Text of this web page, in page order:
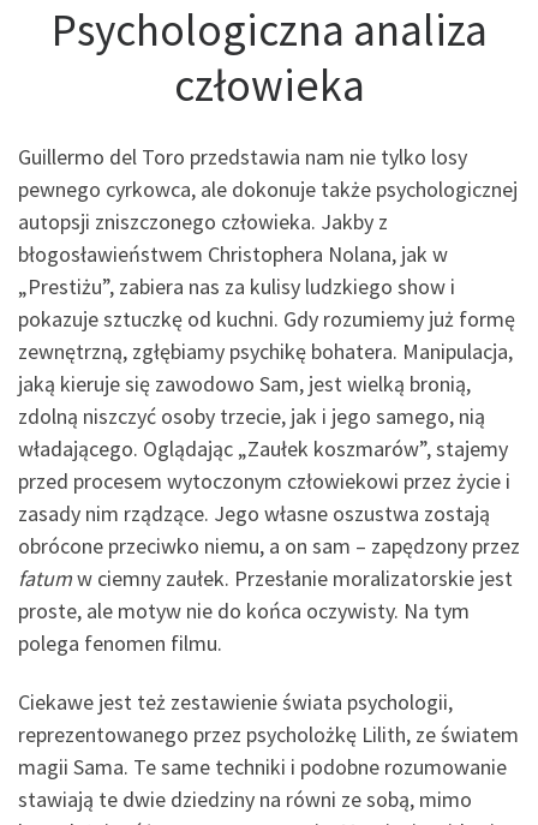
Psychologiczna analiza
człowieka
Guillermo del Toro przedstawia nam nie tylko losy
pewnego cyrkowca, ale dokonuje także psychologicznej
autopsji zniszczonego człowieka. Jakby z
błogosławieństwem Christophera Nolana, jak w
„Prestiżu”, zabiera nas za kulisy ludzkiego show i
pokazuje sztuczkę od kuchni. Gdy rozumiemy już formę
zewnętrzną, zgłębiamy psychikę bohatera. Manipulacja,
jaką kieruje się zawodowo Sam, jest wielką bronią,
zdolną niszczyć osoby trzecie, jak i jego samego, nią
władającego. Oglądając „Zaułek koszmarów”, stajemy
przed procesem wytoczonym człowiekowi przez życie i
zasady nim rządzące. Jego własne oszustwa zostają
obrócone przeciwko niemu, a on sam – zapędzony przez
fatumw ciemny zaułek. Przesłanie moralizatorskie jest
proste, ale motyw nie do końca oczywisty. Na tym
polega fenomen filmu.
Ciekawe jest też zestawienie świata psychologii,
reprezentowanego przez psycholożkę Lilith, ze światem
magii Sama. Te same techniki i podobne rozumowanie
stawiają te dwie dziedziny na równi ze sobą, mimo